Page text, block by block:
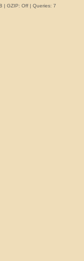
| GZIP: Off | Queries: 7